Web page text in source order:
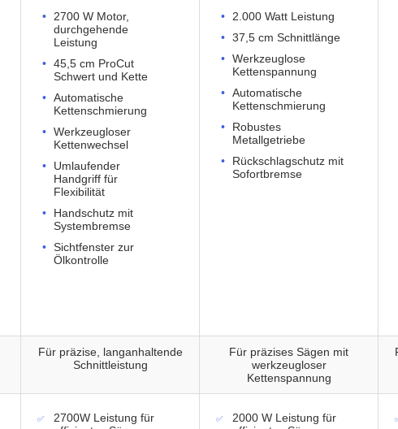
2700 W Motor,
durchgehende
Leistung
45,5 cm ProCut
Schwert und Kette
Automatische
Kettenschmierung
Werkzeugloser
Kettenwechsel
Umlaufender
Handgriff für
Flexibilität
Handschutz mit
Systembremse
Sichtfenster zur
Ölkontrolle
2.000 Watt Leistung
37,5 cm Schnittlänge
Werkzeuglose
Kettenspannung
Automatische
Kettenschmierung
Robustes
Metallgetriebe
Rückschlagschutz mit
Sofortbremse
Für präzise, langanhaltende
Schnittleistung
Für präzises Sägen mit
werkzeugloser
Kettenspannung
2700W Leistung für
2000 W Leistung für